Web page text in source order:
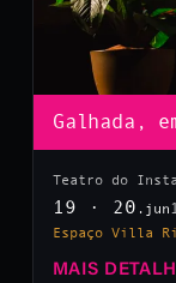
Galhada,
Teatro do
19 · 20 .jun
Espaço Villa
MAIS